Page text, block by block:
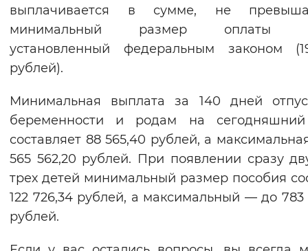
выплачивается в сумме, не
минимальный размер оплаты
установленный федеральным законом
рублей).
Минимальная выплата за 140 дней
беременности и родам на
составляет 88 565,40 рублей, а
565 562,20 рублей. При появлении сразу
трех детей минимальный размер пособия
122 726,34 рублей, а максимальный — до 783
рублей.